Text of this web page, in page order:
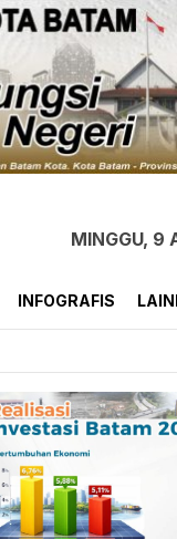
MINGGU, 9
INFOGRAFIS